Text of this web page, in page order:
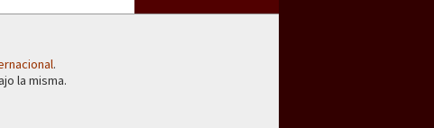
.
la misma.